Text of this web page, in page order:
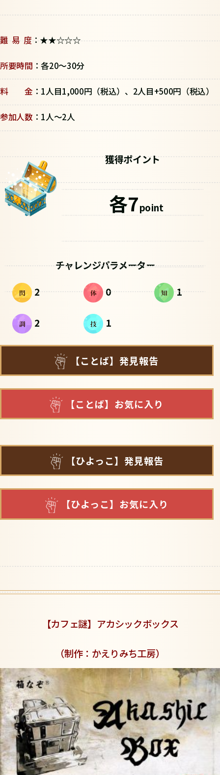
難 易 度：★★☆☆☆
所要時間 ：各20～30分
料 金 ：1人目1,000円（税込）、2人目+500円（税込）
参加人数 ：1人～2人
獲得ポイント
各7point
チャレンジパラメーター
2
0 1
2 1
【ことば】発見報告
【ことば】お気に入り
【ひよっこ】発見報告
【ひよっこ】お気に入り
【カフェ謎】アカシックボックス
（制作：かえりみち工房）